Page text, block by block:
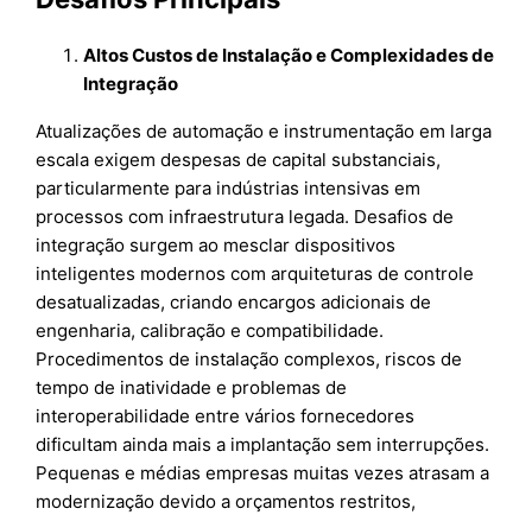
Altos Custos de Instalação e Complexidades de
Integração
Atualizações de automação e instrumentação em larga
escala exigem despesas de capital substanciais,
particularmente para indústrias intensivas em
processos com infraestrutura legada. Desafios de
integração surgem ao mesclar dispositivos
inteligentes modernos com arquiteturas de controle
desatualizadas, criando encargos adicionais de
engenharia, calibração e compatibilidade.
Procedimentos de instalação complexos, riscos de
tempo de inatividade e problemas de
interoperabilidade entre vários fornecedores
dificultam ainda mais a implantação sem interrupções.
Pequenas e médias empresas muitas vezes atrasam a
modernização devido a orçamentos restritos,